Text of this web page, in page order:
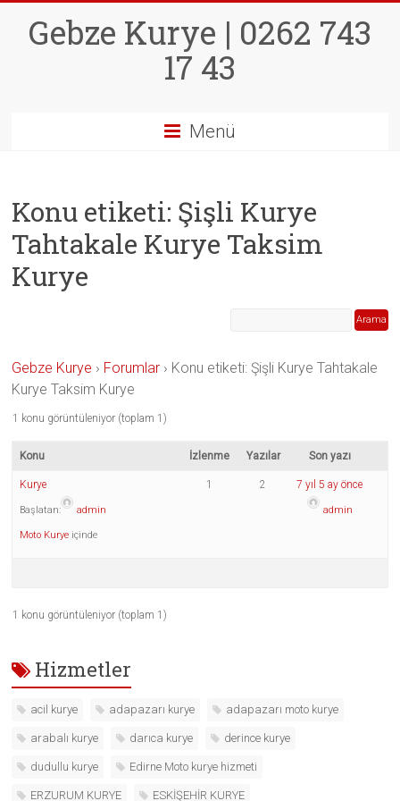
contentGebze Kurye | 0262 743
17 43
Menü
Konu etiketi: Şişli Kurye
Tahtakale Kurye Taksim
Kurye
Gebze Kurye › Forumlar › Konu etiketi: Şişli Kurye Tahtakale
Kurye Taksim Kurye
1 konu görüntüleniyor (toplam 1)
Konu İzlenme Yazılar Son yazı
Kurye
Başlatan: admin
Moto Kurye içinde
1 2 7 yıl 5 ay önce
admin
1 konu görüntüleniyor (toplam 1)
Hizmetler
acil kurye adapazarı kurye adapazarı moto kurye
arabalı kurye darıca kurye derince kurye
dudullu kurye Edirne Moto kurye hizmeti
ERZURUM KURYE ESKİŞEHİR KURYE